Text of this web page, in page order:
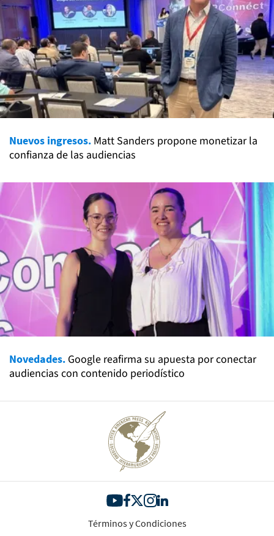
Nuevos ingresos. Matt Sanders propone monetizar la
confianza de las audiencias
Novedades. Google reafirma su apuesta por conectar
audiencias con contenido periodístico
Términos y Condiciones